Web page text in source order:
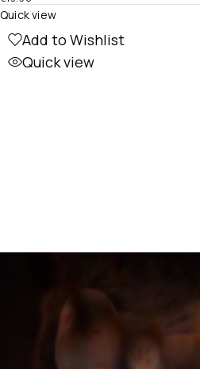
Add to Wishlist
Quick view
Quick view